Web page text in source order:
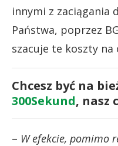
innymi z zaciągania
Państwa, poprzez
szacuje te koszty na
Chcesz być na
300Sekund, nasz
– W efekcie, pomimo